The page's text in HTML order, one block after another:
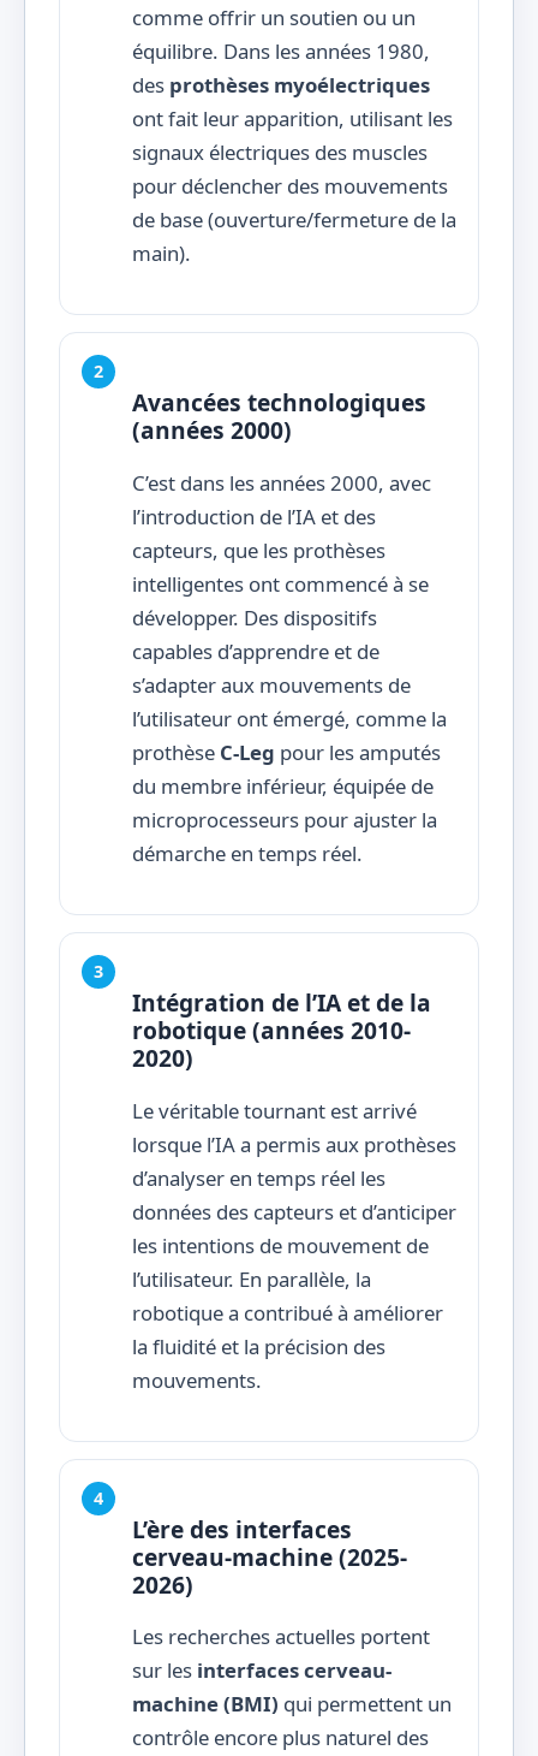
comme offrir un soutien ou un
équilibre. Dans les années 1980,
des prothèses myoélectriques
ont fait leur apparition, utilisant les
signaux électriques des muscles
pour déclencher des mouvements
de base (ouverture/fermeture de la
main).
Avancées technologiques
(années 2000)
C’est dans les années 2000, avec
l’introduction de l’IA et des
capteurs, que les prothèses
intelligentes ont commencé à se
développer. Des dispositifs
capables d’apprendre et de
s’adapter aux mouvements de
l’utilisateur ont émergé, comme la
prothèse C-Leg pour les amputés
du membre inférieur, équipée de
microprocesseurs pour ajuster la
démarche en temps réel.
Intégration de l’IA et de la
robotique (années 2010-
2020)
Le véritable tournant est arrivé
lorsque l’IA a permis aux prothèses
d’analyser en temps réel les
données des capteurs et d’anticiper
les intentions de mouvement de
l’utilisateur. En parallèle, la
robotique a contribué à améliorer
la fluidité et la précision des
mouvements.
L’ère des interfaces
cerveau-machine (2025-
2026)
Les recherches actuelles portent
sur les interfaces cerveau-
machine (BMI) qui permettent un
contrôle encore plus naturel des